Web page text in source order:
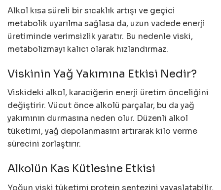
Alkol kısa süreli bir sıcaklık artışı ve geçici
metabolik uyarılma sağlasa da, uzun vadede enerji
üretiminde verimsizlik yaratır. Bu nedenle viski,
metabolizmayı kalıcı olarak hızlandırmaz.
Viskinin Yağ Yakımına Etkisi Nedir?
Viskideki alkol, karaciğerin enerji üretim önceliğini
değiştirir. Vücut önce alkolü parçalar, bu da yağ
yakımının durmasına neden olur. Düzenli alkol
tüketimi, yağ depolanmasını artırarak kilo verme
sürecini zorlaştırır.
Alkolün Kas Kütlesine Etkisi
Yoğun viski tüketimi protein sentezini yavaşlatabilir,